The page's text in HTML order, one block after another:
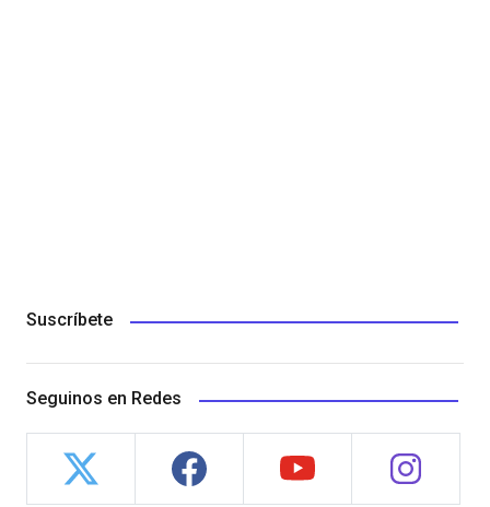
Suscríbete
Seguinos en Redes